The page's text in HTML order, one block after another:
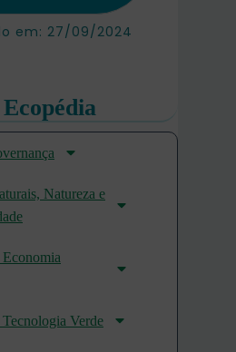
em: 27/09/2024
Natureza e
Economia
Verde